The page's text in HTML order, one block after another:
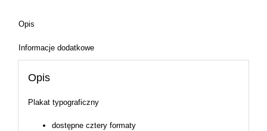
Opis
Informacje dodatkowe
Opis
Plakat typograficzny
dostępne cztery formaty